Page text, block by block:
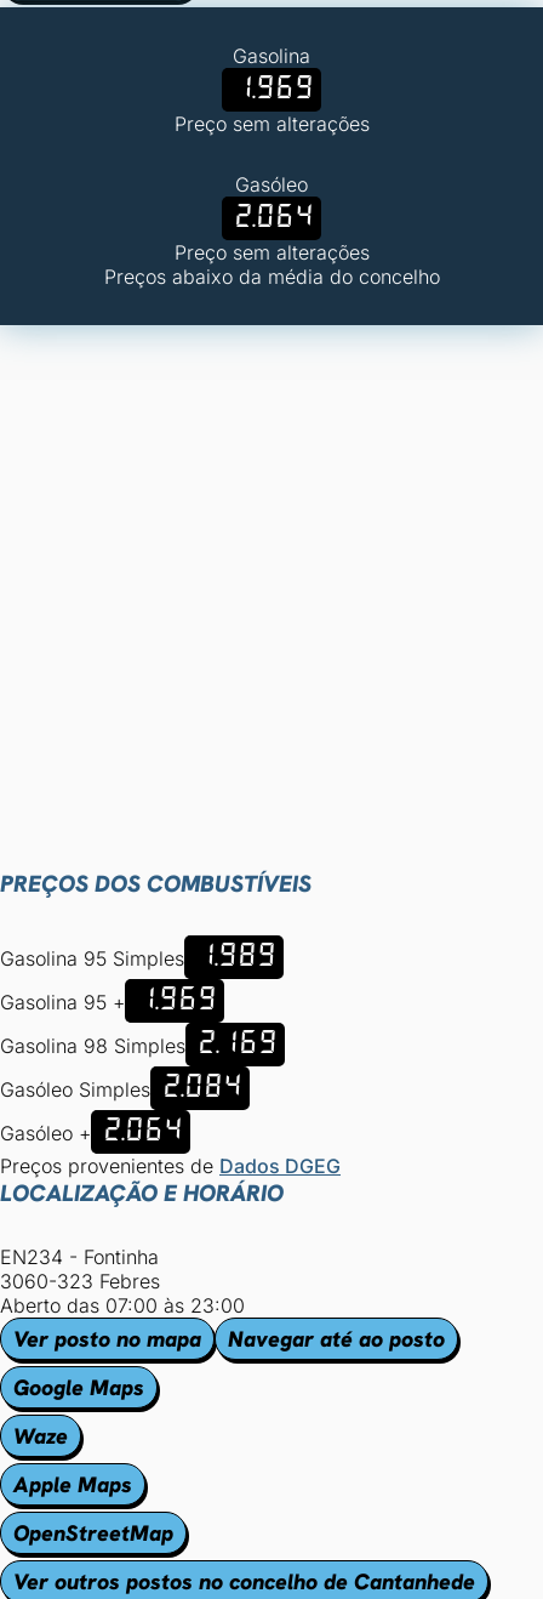
Gasolina
1.969
Preço sem alterações
Gasóleo
2.064
Preço sem alterações
Preços abaixo da média do concelho
PREÇOS DOS COMBUSTÍVEIS
Gasolina 95 Simples 1.989
Gasolina 95 + 1.969
Gasolina 98 Simples 2.169
Gasóleo Simples 2.084
Gasóleo + 2.064
Preços provenientes de Dados DGEG
LOCALIZAÇÃO E HORÁRIO
EN234 - Fontinha
3060-323 Febres
Aberto das 07:00 às 23:00
Ver posto no mapa
Navegar até ao posto
Google Maps
Waze
Apple Maps
OpenStreetMap
Ver outros postos no concelho de Cantanhede